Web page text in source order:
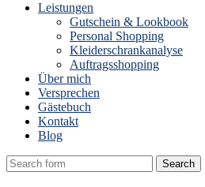
Leistungen
Gutschein & Lookbook
Personal Shopping
Kleiderschrankanalyse
Auftragsshopping
Über mich
Versprechen
Gästebuch
Kontakt
Blog